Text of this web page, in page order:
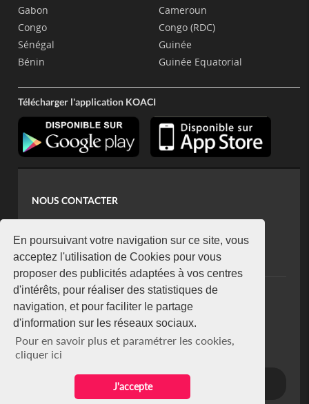
En poursuivant votre navigation sur ce site, vous
acceptez l'utilisation de Cookies pour vous
proposer des publicités adaptées à vos centres
d'intérêts, pour réaliser des statistiques de
navigation, et pour faciliter le partage
d'information sur les réseaux sociaux.
Pour en savoir plus et paramétrer les cookies,
cliquer ici
J'accepte
Gabon
Congo
Sénégal
Bénin
Cameroun
Congo (RDC)
Guinée
Guinée Equatorial
Télécharger l'application KOACI
NOUS CONTACTER
koaci@yahoo.fr
+225 07 08 85 52 93
NEWSLETTER
Restez connecté via notre newsletter
S'abonner
Se désabonner